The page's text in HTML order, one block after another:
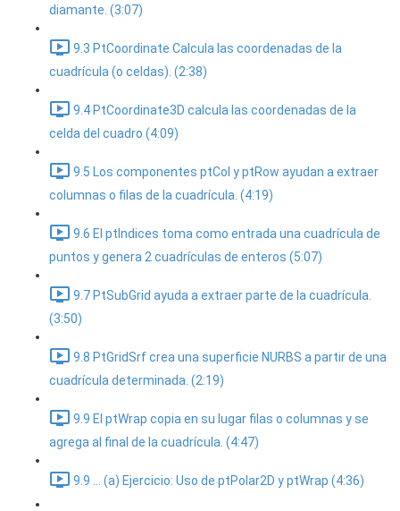
diamante. (3:07)
9.3 PtCoordinate Calcula las coordenadas de la
cuadrícula (o celdas). (2:38)
9.4 PtCoordinate3D calcula las coordenadas de la
celda del cuadro (4:09)
9.5 Los componentes ptCol y ptRow ayudan a extraer
columnas o filas de la cuadrícula. (4:19)
9.6 El ptIndices toma como entrada una cuadrícula de
puntos y genera 2 cuadrículas de enteros (5:07)
9.7 PtSubGrid ayuda a extraer parte de la cuadrícula.
(3:50)
9.8 PtGridSrf crea una superficie NURBS a partir de una
cuadrícula determinada. (2:19)
9.9 El ptWrap copia en su lugar filas o columnas y se
agrega al final de la cuadrícula. (4:47)
9.9 ... (a) Ejercicio: Uso de ptPolar2D y ptWrap (4:36)